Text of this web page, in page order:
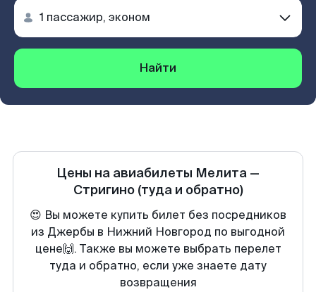
Найти
Цены на авиабилеты Мелита —
Стригино (туда и обратно)
😍 Вы можете купить билет без посредников
из Джербы в Нижний Новгород по выгодной
цене🙌. Также вы можете выбрать перелет
туда и обратно, если уже знаете дату
возвращения